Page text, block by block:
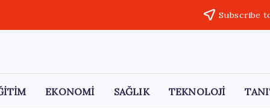
Subscribe
EKONOMİ SAĞLIK TEKNOLOJİ